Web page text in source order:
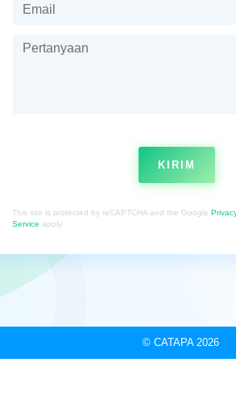
KIRIM
This site is protected by reCAPTCHA and the Google
Service apply.
© CATAPA 2026